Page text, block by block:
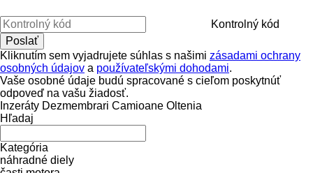
Kontrolný kód
Kliknutím sem vyjadrujete súhlas s našimi zásadami ochrany
osobných údajov a používateľskými dohodami.
Vaše osobné údaje budú spracované s cieľom poskytnúť
odpoveď na vašu žiadosť.
Inzeráty Dezmembrari Camioane Oltenia
Hľadaj
Kategória
náhradné diely